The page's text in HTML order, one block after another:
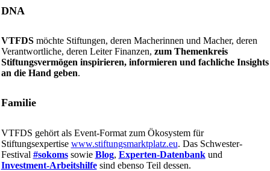
DNA
VTFDS möchte Stiftungen, deren Macherinnen und Macher, deren
Verantwortliche, deren Leiter Finanzen, zum Themenkreis
Stiftungsvermögen inspirieren, informieren und fachliche Insights
an die Hand geben.
Familie
VTFDS gehört als Event-Format zum Ökosystem für
Stiftungsexpertise www.stiftungsmarktplatz.eu. Das Schwester-
Festival #sokomssowie Blog, Experten-Datenbankund
Investment-Arbeitshilfesind ebenso Teil dessen.